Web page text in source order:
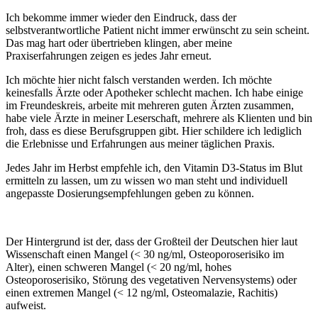
Ich bekomme immer wieder den Eindruck, dass der
selbstverantwortliche Patient nicht immer erwünscht zu sein scheint.
Das mag hart oder übertrieben klingen, aber meine
Praxiserfahrungen zeigen es jedes Jahr erneut.
Ich möchte hier nicht falsch verstanden werden. Ich möchte
keinesfalls Ärzte oder Apotheker schlecht machen. Ich habe einige
im Freundeskreis, arbeite mit mehreren guten Ärzten zusammen,
habe viele Ärzte in meiner Leserschaft, mehrere als Klienten und bin
froh, dass es diese Berufsgruppen gibt. Hier schildere ich lediglich
die Erlebnisse und Erfahrungen aus meiner täglichen Praxis.
Jedes Jahr im Herbst empfehle ich, den Vitamin D3-Status im Blut
ermitteln zu lassen, um zu wissen wo man steht und individuell
angepasste Dosierungsempfehlungen geben zu können.
Der Hintergrund ist der, dass der Großteil der Deutschen hier laut
Wissenschaft einen Mangel (< 30 ng/ml, Osteoporoserisiko im
Alter), einen schweren Mangel (< 20 ng/ml, hohes
Osteoporoserisiko, Störung des vegetativen Nervensystems) oder
einen extremen Mangel (< 12 ng/ml, Osteomalazie, Rachitis)
aufweist.